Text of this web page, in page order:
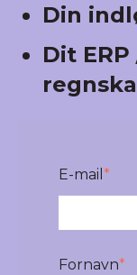
Din
Dit ERP
E-mail *
Fornavn*